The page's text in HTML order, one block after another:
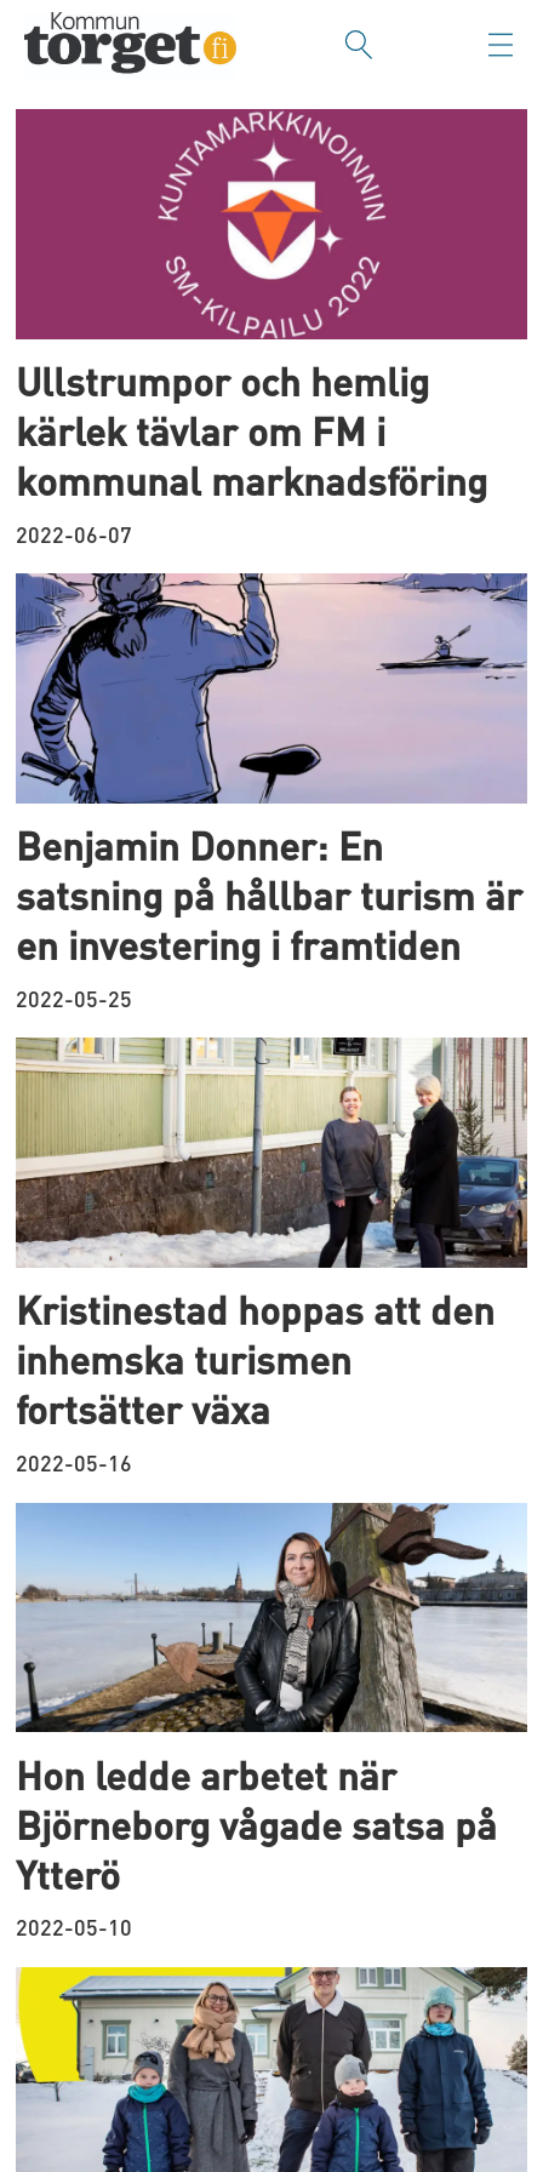
kommunal
marknadsföring
Ullstrumpor och hemlig
kärlek tävlar om FM i
kommunal marknadsföring
2022-06-07
Benjamin Donner: En
satsning på hållbar turism är
en investering i framtiden
2022-05-25
Kristinestad hoppas att den
inhemska turismen
fortsätter växa
2022-05-16
Hon ledde arbetet när
Björneborg vågade satsa på
Ytterö
2022-05-10